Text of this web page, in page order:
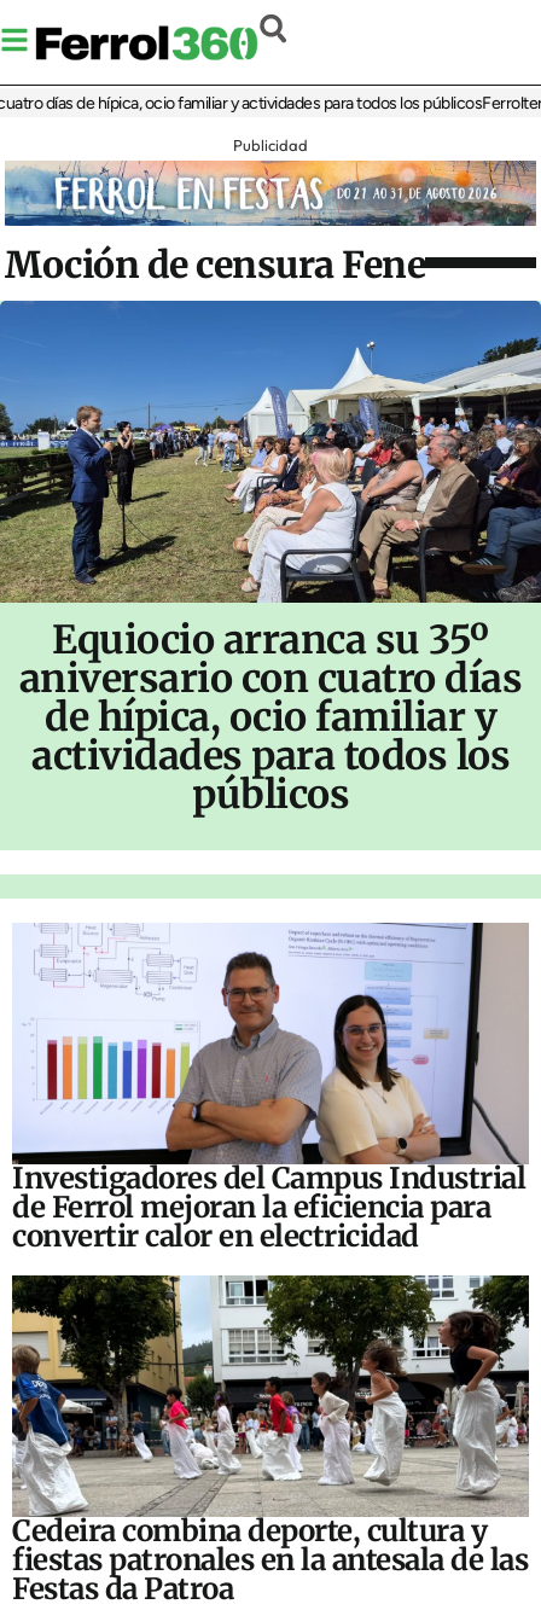
de hípica, ocio familiar y actividades para todos los públicosFerrolterra
Publicidad
Moción de censura Fene
Equiocio arranca su 35º
aniversario con cuatro días
de hípica, ocio familiar y
actividades para todos los
públicos
Investigadores del Campus Industrial
de Ferrol mejoran la eficiencia para
convertir calor en electricidad
Cedeira combina deporte, cultura y
fiestas patronales en la antesala de las
Festas da Patroa